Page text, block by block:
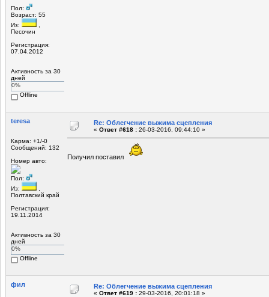
Пол:
Возраст: 55
Из:
,
Песочин
Регистрация:
07.04.2012
Активность за 30
дней
0%
Offline
teresa
Карма: +1/-0
Сообщений: 132
Номер авто:
Пол:
Из:
Полтавский край
Регистрация:
19.11.2014
Активность за 30
дней
0%
Offline
Re: Облегчение выжима сцепления
« Ответ #618 : 26-03-2016, 09:44:10 »
Получил поставил
фил Re: Облегчение выжима сцепления
« Ответ #619 : 29-03-2016, 20:01:18 »